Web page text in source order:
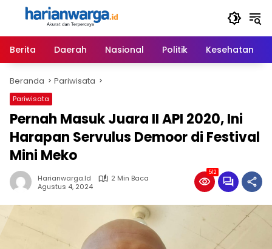
Langsung
Berita
Daerah Nasional Politik Kesehatan
Beranda Pariwisata
Pariwisata
Pernah Masuk Juara II API 2020, Ini
Harapan Servulus Demoor di Festival
Mini Meko
Harianwarga.id
2 Min Baca
Agustus 4, 2024
512